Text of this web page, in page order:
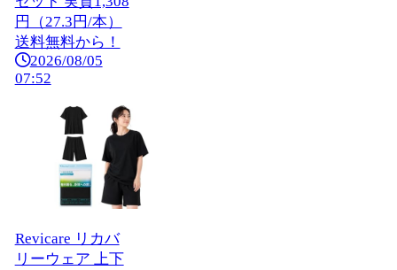
円（27.3円/本）
送料無料から！
2026/08/05
07:52
Revicare リカバ
リーウェア 上下